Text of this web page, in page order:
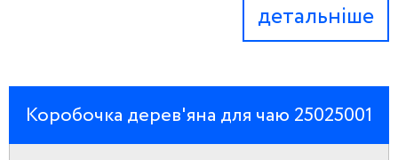
детальніше
Коробочка дерев'яна для чаю 25025001